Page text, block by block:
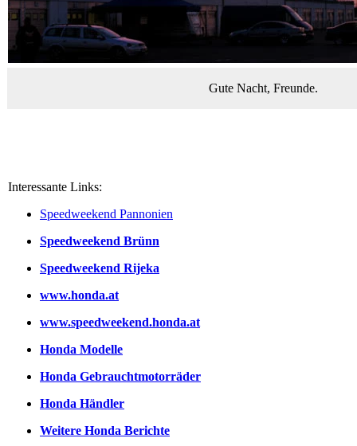
Gute Nacht, Freunde.
Interessante Links:
Speedweekend Pannonien
Speedweekend Brünn
Speedweekend Rijeka
www.honda.at
www.speedweekend.honda.at
Honda Modelle
Honda Gebrauchtmotorräder
Honda Händler
Weitere Honda Berichte